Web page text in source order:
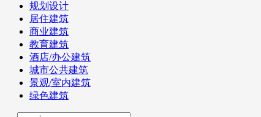
规划设计
居住建筑
商业建筑
教育建筑
酒店/办公建筑
城市公共建筑
景观/室内建筑
绿色建筑